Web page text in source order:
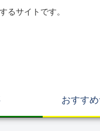
るサイトです。
おすすめ